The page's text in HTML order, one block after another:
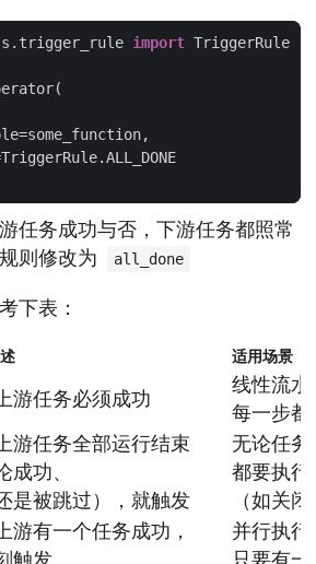
import
任务成功与否，下游任务都照常
则修改为
all_done
下表：
适用场景
游任务必须成功
线性流水
每一步
游任务全部运行结束
成功、
是被跳过），就触发
无论任
都要执
（如关
游有一个任务成功，
触发
并行执
只要有